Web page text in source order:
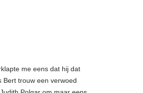
me eens dat hij dat
Bert trouw een verwoed